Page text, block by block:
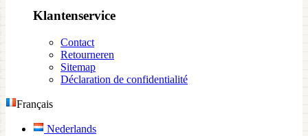
Klantenservice
Contact
Retourneren
Sitemap
Déclaration de confidentialité
Français
Nederlands